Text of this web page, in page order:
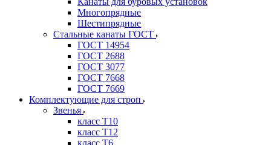
Многопрядные
Шестипрядные
Стальные канаты ГОСТ
ГОСТ 14954
ГОСТ 2688
ГОСТ 3077
ГОСТ 7668
ГОСТ 7669
Комплектующие для строп
Звенья
класс Т10
класс Т12
класс Т6